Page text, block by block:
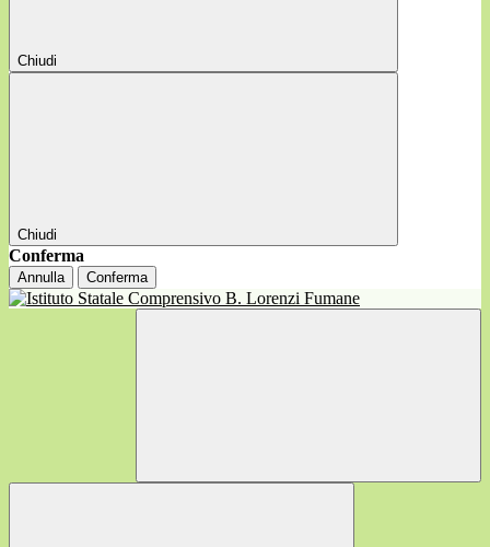
Chiudi
Chiudi
Conferma
Annulla Conferma